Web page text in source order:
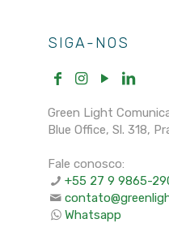
SIGA-NOS
Green Light
Blue Office, Sl. 318,
Fale conosco:
+55 27 9 9865-
Whatsapp